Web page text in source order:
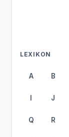
LEXIKON
A B
I J
Q R